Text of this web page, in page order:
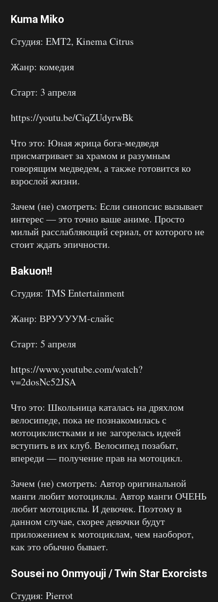
Kuma Miko
Студия: EMT2, Kinema Citrus
Жанр: комедия
Старт: 3 апреля
https://youtu.be/CiqZUdyrwBk
Что это: Юная жрица бога-медведя
присматривает за храмом и разумным
говорящим медведем, а также готовится ко
взрослой жизни.
Зачем (не) смотреть: Если синопсис вызывает
интерес — это точно ваше аниме. Просто
милый расслабляющий сериал, от которого не
стоит ждать эпичности.
Bakuon!!
Студия: TMS Entertainment
Жанр: ВРУУУУМ-слайс
Старт: 5 апреля
https://www.youtube.com/watch?
v=2dosNc52JSA
Что это: Школьница каталась на дряхлом
велосипеде, пока не познакомилась с
мотоциклистками и не загорелась идеей
вступить в их клуб. Велосипед позабыт,
впереди — получение прав на мотоцикл.
Зачем (не) смотреть: Автор оригинальной
манги любит мотоциклы. Автор манги ОЧЕНЬ
любит мотоциклы. И девочек. Поэтому в
данном случае, скорее девочки будут
приложением к мотоциклам, чем наоборот,
как это обычно бывает.
Sousei no Onmyouji / Twin Star Exorcists
Студия: Pierrot